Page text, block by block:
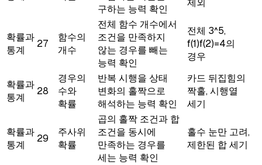
구하는 능력 확인
제외
확률과
통계
27
함수의
개수
전체 함수 개수에서
조건을 만족하지
않는 경우를 빼는
능력 확인
전체 3^5,
f(1)f(2)=4의
경우
확률과
통계
28
경우의
수와
확률
반복 시행을 상태
변화의 홀짝으로
해석하는 능력 확인
카드 뒤집힘의
짝홀, 시행열
세기
확률과
통계
29
주사위
확률
곱의 홀짝 조건과 합
조건을 동시에
만족하는 경우를
세는 능력 확인
홀수 눈만 고려,
제한된 합 세기